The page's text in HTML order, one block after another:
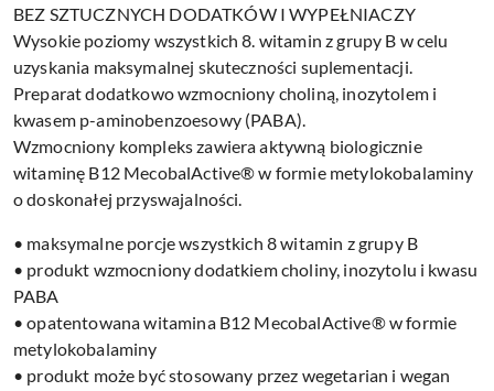
BEZ SZTUCZNYCH DODATKÓW I WYPEŁNIACZY
Wysokie poziomy wszystkich 8. witamin z grupy B w celu
uzyskania maksymalnej skuteczności suplementacji.
Preparat dodatkowo wzmocniony choliną, inozytolem i
kwasem p-aminobenzoesowy (PABA).
Wzmocniony kompleks zawiera aktywną biologicznie
witaminę B12 MecobalActive® w formie metylokobalaminy
o doskonałej przyswajalności.
• maksymalne porcje wszystkich 8 witamin z grupy B
• produkt wzmocniony dodatkiem choliny, inozytolu i kwasu
PABA
• opatentowana witamina B12 MecobalActive® w formie
metylokobalaminy
• produkt może być stosowany przez wegetarian i wegan